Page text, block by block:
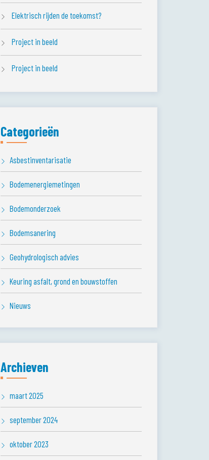
Elektrisch rijden de toekomst?
Project in beeld
Project in beeld
Categorieën
Asbestinventarisatie
Bodemenergiemetingen
Bodemonderzoek
Bodemsanering
Geohydrologisch advies
Keuring asfalt, grond en bouwstoffen
Nieuws
Archieven
maart 2025
september 2024
oktober 2023